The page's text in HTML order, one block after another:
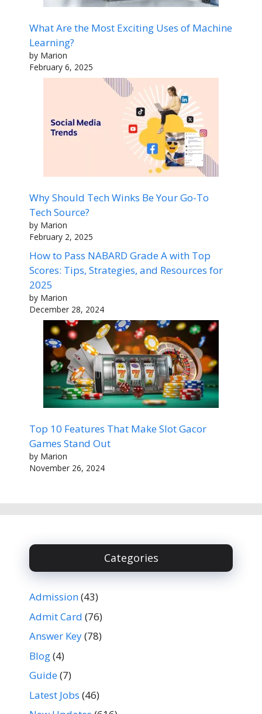
What Are the Most Exciting Uses of Machine
Learning?
by Marion
February 6, 2025
Why Should Tech Winks Be Your Go-To
Tech Source?
by Marion
February 2, 2025
How to Pass NABARD Grade A with Top
Scores: Tips, Strategies, and Resources for
2025
by Marion
December 28, 2024
Top 10 Features That Make Slot Gacor
Games Stand Out
by Marion
November 26, 2024
Categories
Admission(43)
Admit Card (76)
Answer Key(78)
Blog(4)
Guide(7)
Latest Jobs (46)